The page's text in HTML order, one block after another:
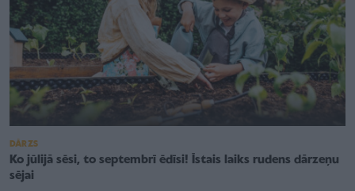
DĀRZS
Ko jūlijā sēsi, to septembrī ēdīsi! Īstais laiks rudens dārzeņu
sējai